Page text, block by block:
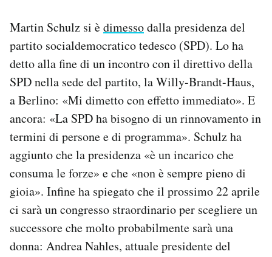
SHOP
CALENDARIO
Area Personale
Newsletter
Notifiche mobile
Hai bisogno di aiuto?
Esci
Martin Schulz si èdimessodalla presidenza del
partito socialdemocratico tedesco (SPD). Lo ha
detto alla fine di un incontro con il direttivo della
SPD nella sede del partito, la Willy-Brandt-Haus,
a Berlino: «Mi dimetto con effetto immediato». E
ancora: «La SPD ha bisogno di un rinnovamento in
termini di persone e di programma». Schulz ha
aggiunto che la presidenza «è un incarico che
consuma le forze» e che «non è sempre pieno di
gioia». Infine ha spiegato che il prossimo 22 aprile
ci sarà un congresso straordinario per scegliere un
successore che molto probabilmente sarà una
donna: Andrea Nahles, attuale presidente del